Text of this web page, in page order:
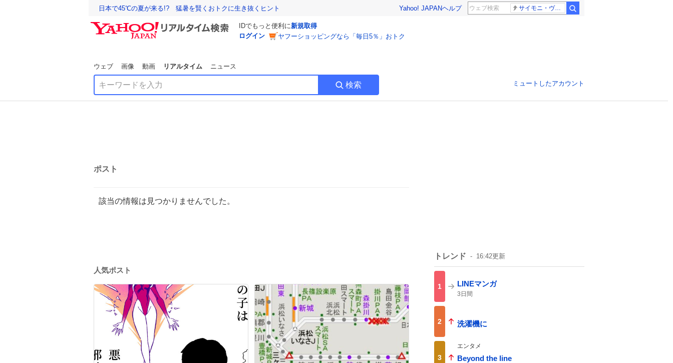
日本で45℃の夏が来る!? 猛暑を賢くおトクに生き抜くヒント Yahoo! JAPANヘルプ サイモニ・ヴニランギ 死去
IDでもっと便利に新規取得
ログイン
ヤフーショッピングなら「毎日5％」おトク
ウェブ 画像 動画 リアルタイム ニュース
検索 ミュートしたアカウント
ポスト
該当の情報は見つかりませんでした。
人気ポスト
トレンド 16:42更新
1 LINEマンガ
3日間
2 洗濯機に
3
エンタメ
Beyond the line